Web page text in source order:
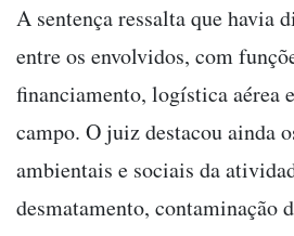
A sentença ressalta que havia
entre os envolvidos, com
financiamento, logística aérea
campo. O juiz destacou ainda
ambientais e sociais da
desmatamento, contaminação